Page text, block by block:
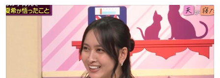
3回ほど。 小さい手だけど、地味に痛い。 その後、娘は旦
那に泣きついてた。
ト